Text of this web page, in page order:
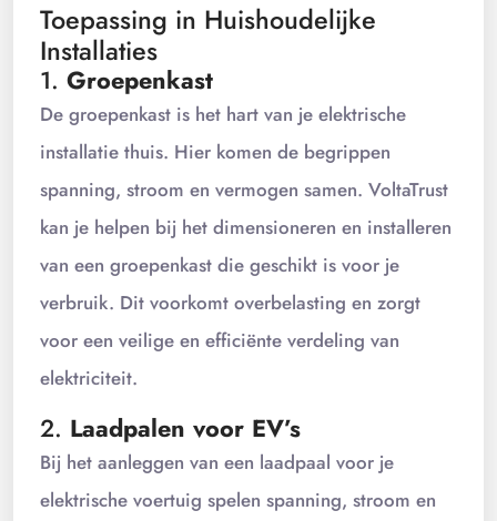
Toepassing in Huishoudelijke
Installaties
1. Groepenkast
De groepenkast is het hart van je elektrische
installatie thuis. Hier komen de begrippen
spanning, stroom en vermogen samen. VoltaTrust
kan je helpen bij het dimensioneren en installeren
van een groepenkast die geschikt is voor je
verbruik. Dit voorkomt overbelasting en zorgt
voor een veilige en efficiënte verdeling van
elektriciteit.
2. Laadpalen voor EV’s
Bij het aanleggen van een laadpaal voor je
elektrische voertuig spelen spanning, stroom en